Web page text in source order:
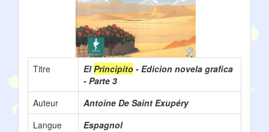
Titre ElPrincipito - Edicion novela grafica
- Parte 3
Auteur
Antoine De Saint Exupéry
Langue
Espagnol